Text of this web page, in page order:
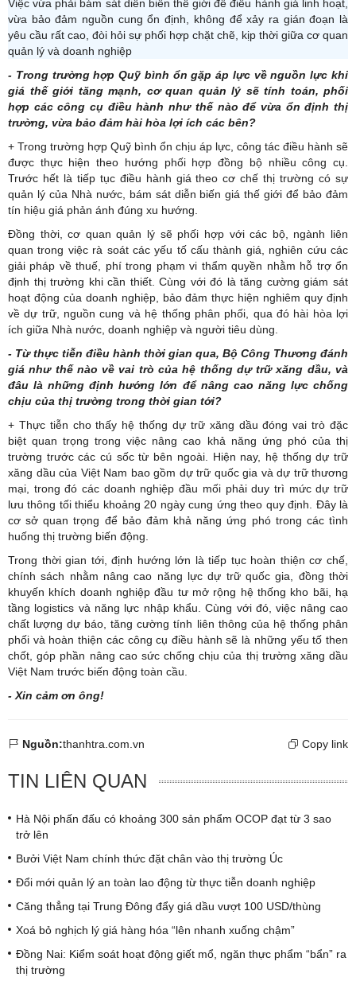
Việc vừa phải bám sát diễn biến thế giới để điều hành giá linh hoạt,
vừa bảo đảm nguồn cung ổn định, không để xảy ra gián đoạn là
yêu cầu rất cao, đòi hỏi sự phối hợp chặt chẽ, kịp thời giữa cơ quan
quản lý và doanh nghiệp
- Trong trường hợp Quỹ bình ổn gặp áp lực về nguồn lực khi
giá thế giới tăng mạnh, cơ quan quản lý sẽ tính toán, phối
hợp các công cụ điều hành như thế nào để vừa ổn định thị
trường, vừa bảo đảm hài hòa lợi ích các bên?
+ Trong trường hợp Quỹ bình ổn chịu áp lực, công tác điều hành sẽ
được thực hiện theo hướng phối hợp đồng bộ nhiều công cụ.
Trước hết là tiếp tục điều hành giá theo cơ chế thị trường có sự
quản lý của Nhà nước, bám sát diễn biến giá thế giới để bảo đảm
tín hiệu giá phản ánh đúng xu hướng.
Đồng thời, cơ quan quản lý sẽ phối hợp với các bộ, ngành liên
quan trong việc rà soát các yếu tố cấu thành giá, nghiên cứu các
giải pháp về thuế, phí trong phạm vi thẩm quyền nhằm hỗ trợ ổn
định thị trường khi cần thiết. Cùng với đó là tăng cường giám sát
hoạt động của doanh nghiệp, bảo đảm thực hiện nghiêm quy định
về dự trữ, nguồn cung và hệ thống phân phối, qua đó hài hòa lợi
ích giữa Nhà nước, doanh nghiệp và người tiêu dùng.
- Từ thực tiễn điều hành thời gian qua, Bộ Công Thương đánh
giá như thế nào về vai trò của hệ thống dự trữ xăng dầu, và
đâu là những định hướng lớn để nâng cao năng lực chống
chịu của thị trường trong thời gian tới?
+ Thực tiễn cho thấy hệ thống dự trữ xăng dầu đóng vai trò đặc
biệt quan trọng trong việc nâng cao khả năng ứng phó của thị
trường trước các cú sốc từ bên ngoài. Hiện nay, hệ thống dự trữ
xăng dầu của Việt Nam bao gồm dự trữ quốc gia và dự trữ thương
mại, trong đó các doanh nghiệp đầu mối phải duy trì mức dự trữ
lưu thông tối thiểu khoảng 20 ngày cung ứng theo quy định. Đây là
cơ sở quan trọng để bảo đảm khả năng ứng phó trong các tình
huống thị trường biến động.
Trong thời gian tới, định hướng lớn là tiếp tục hoàn thiện cơ chế,
chính sách nhằm nâng cao năng lực dự trữ quốc gia, đồng thời
khuyến khích doanh nghiệp đầu tư mở rộng hệ thống kho bãi, hạ
tầng logistics và năng lực nhập khẩu. Cùng với đó, việc nâng cao
chất lượng dự báo, tăng cường tính liên thông của hệ thống phân
phối và hoàn thiện các công cụ điều hành sẽ là những yếu tố then
chốt, góp phần nâng cao sức chống chịu của thị trường xăng dầu
Việt Nam trước biến động toàn cầu.
- Xin cảm ơn ông!
Nguồn:thanhtra.com.vn Copy link
TIN LIÊN QUAN
Hà Nội phấn đấu có khoảng 300 sản phẩm OCOP đạt từ 3 sao
trở lên
Bưởi Việt Nam chính thức đặt chân vào thị trường Úc
Đổi mới quản lý an toàn lao động từ thực tiễn doanh nghiệp
Căng thẳng tại Trung Đông đẩy giá dầu vượt 100 USD/thùng
Xoá bỏ nghịch lý giá hàng hóa “lên nhanh xuống chậm”
Đồng Nai: Kiểm soát hoạt động giết mổ, ngăn thực phẩm “bẩn” ra
thị trường